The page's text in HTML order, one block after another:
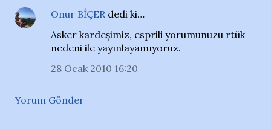
Onur BİÇER dedi ki…
Asker kardeşimiz, esprili yorumunuzu rtük
nedeni ile yayınlayamıyoruz.
28 Ocak 2010 16:20
Yorum Gönder